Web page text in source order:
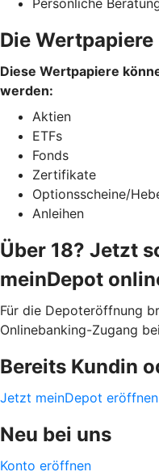
Die Wertpapiere
Diese Wertpapiere
werden:
Aktien
ETFs
Fonds
Zertifikate
Optionsscheine/
Anleihen
Über 18? Jetzt
meinDepot
Für die Depoteröffnung
Onlinebanking-Zugang
Bereits Kundin
Jetzt meinDepot eröffnen
Neu bei uns
Konto eröffnen